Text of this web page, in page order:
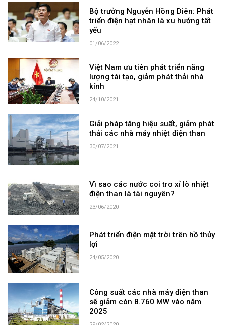
Bộ trưởng Nguyễn Hồng Diên: Phát
triển điện hạt nhân là xu hướng tất
yếu
01/06/2022
Việt Nam ưu tiên phát triển năng
lượng tái tạo, giảm phát thải nhà
kính
24/10/2021
Giải pháp tăng hiệu suất, giảm phát
thải các nhà máy nhiệt điện than
30/07/2021
Vì sao các nước coi tro xỉ lò nhiệt
điện than là tài nguyên?
23/06/2020
Phát triển điện mặt trời trên hồ thủy
lợi
24/05/2020
Công suất các nhà máy điện than
sẽ giảm còn 8.760 MW vào năm
2025